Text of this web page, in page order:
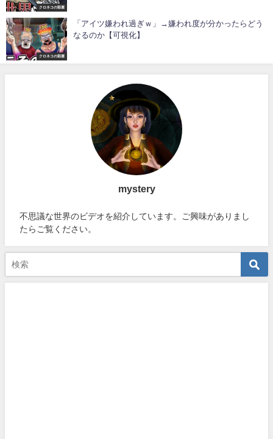
クロネコの部屋
クロネコの部屋
「アイツ嫌われ過ぎｗ」→嫌われ度が分かったらどう
なるのか【可視化】
mystery
不思議な世界のビデオを紹介しています。ご興味がありまし
たらご覧ください。